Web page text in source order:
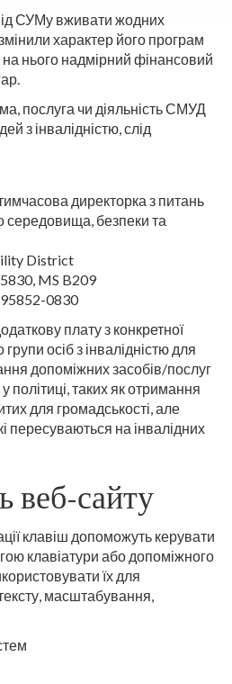
СУМу вживати жодних
характер його програм
нього надмірний фінансовий
послуга чи діяльність СМУД
з інвалідністю, слід
директорка з питань
безпеки та
District
MS B209
95852-0830
плату з конкретної
осіб з інвалідністю для
допоміжних засобів/послуг
політиці, таких як отримання
для громадськості, але
пересуваються на інвалідних
веб-сайту
клавіш допоможуть керувати
клавіатури або допоміжного
їх для
масштабування,